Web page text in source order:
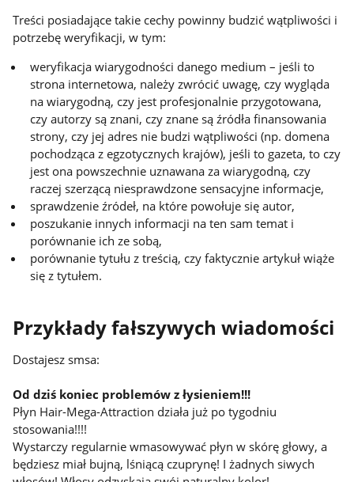
Treści posiadające takie cechy powinny budzić wątpliwości i
potrzebę weryfikacji, w tym:
weryfikacja wiarygodności danego medium – jeśli to
strona internetowa, należy zwrócić uwagę, czy wygląda
na wiarygodną, czy jest profesjonalnie przygotowana,
czy autorzy są znani, czy znane są źródła finansowania
strony, czy jej adres nie budzi wątpliwości (np. domena
pochodząca z egzotycznych krajów), jeśli to gazeta, to czy
jest ona powszechnie uznawana za wiarygodną, czy
raczej szerzącą niesprawdzone sensacyjne informacje,
sprawdzenie źródeł, na które powołuje się autor,
poszukanie innych informacji na ten sam temat i
porównanie ich ze sobą,
porównanie tytułu z treścią, czy faktycznie artykuł wiąże
się z tytułem.
Przykłady fałszywych wiadomości
Dostajesz smsa:
Od dziś koniec problemów z łysieniem!!!
Płyn Hair-Mega-Attraction działa już po tygodniu
stosowania!!!!
Wystarczy regularnie wmasowywać płyn w skórę głowy, a
będziesz miał bujną, lśniącą czuprynę! I żadnych siwych